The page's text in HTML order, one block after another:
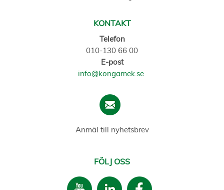
KONTAKT
Telefon
010-130 66 00
E-post
info@kongamek.se
Anmäl till nyhetsbrev
FÖLJ OSS